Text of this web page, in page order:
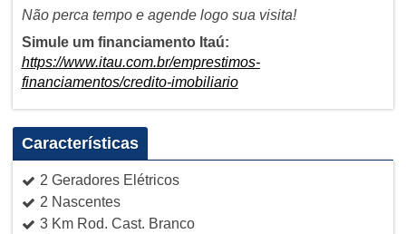
Não perca tempo e agende logo sua visita!
Simule um financiamento Itaú:
https://www.itau.com.br/emprestimos-
financiamentos/credito-imobiliario
Características
2 Geradores Elétricos
2 Nascentes
3 Km Rod. Cast. Branco